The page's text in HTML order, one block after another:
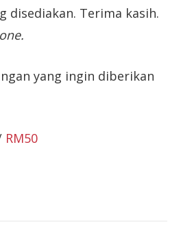
disediakan. Terima kasih.
yang ingin diberikan
RM50